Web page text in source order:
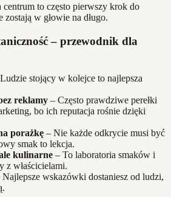
to często pierwszy krok do
w głowie na długo.
– przewodnik dla
stojący w kolejce to najlepsza
reklamy – Często prawdziwe perełki
bo ich reputacja rośnie dzięki
porażkę – Nie każde odkrycie musi być
smak to lekcja.
kulinarne – To laboratoria smaków i
z właścicielami.
Najlepsze wskazówki dostaniesz od ludzi,